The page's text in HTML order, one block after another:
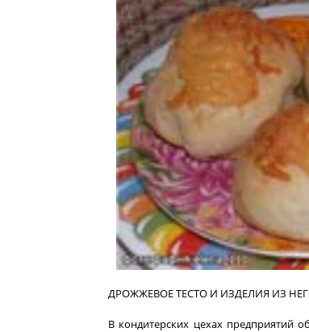
ДРОЖЖЕВОЕ ТЕСТО И ИЗДЕЛИЯ ИЗ
В кондитерских цехах предприятий